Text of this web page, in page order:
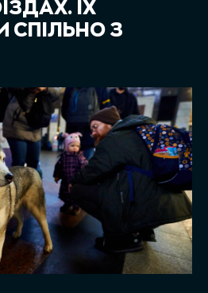
ЇХ
СПІЛЬНО З